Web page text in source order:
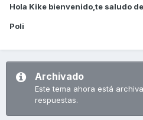
Hola Kike bienvenido,te saludo
Poli
Archivado
Este tema ahora está
respuestas.